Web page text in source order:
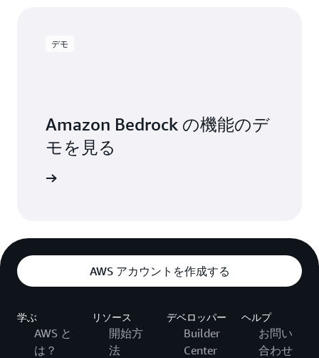
デモ
Amazon Bedrock の機能のデ
モを見る
AWS アカウントを作成する
学ぶ
AWS と
は？
リソース
開始方
法
デベロッパー
Builder
Center
ヘルプ
お問い
合わせ